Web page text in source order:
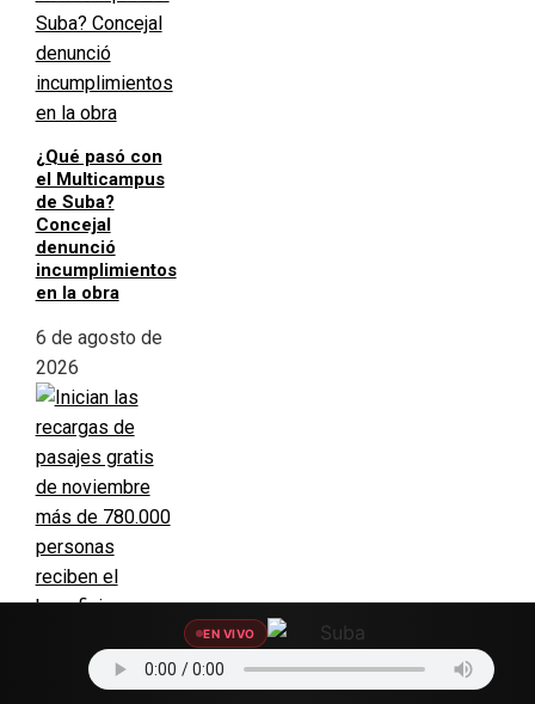
¿Qué pasó con
el Multicampus
de Suba?
Concejal
denunció
incumplimientos
en la obra
6 de agosto de
2026
Inician las
recargas de
pasajes gratis
EN VIVO